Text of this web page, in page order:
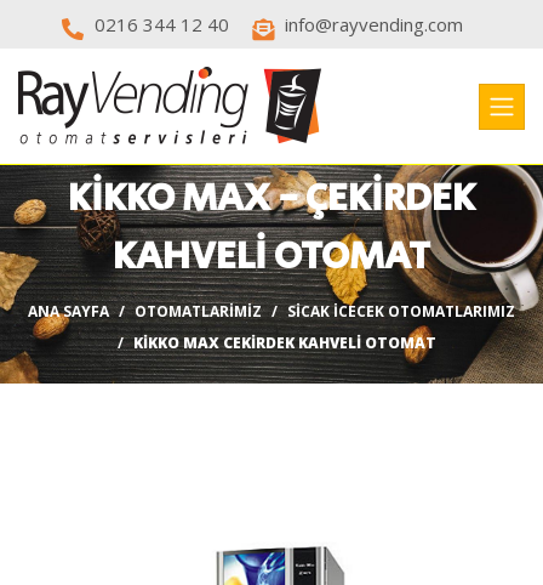
0216 344 12 40 info@rayvending.com
KİKKO MAX - ÇEKİRDEK
KAHVELİ OTOMAT
ANA SAYFA OTOMATLARIMIZ
SICAK ICECEK OTOMATLARIMIZ
KIKKO MAX CEKIRDEK KAHVELI OTOMAT